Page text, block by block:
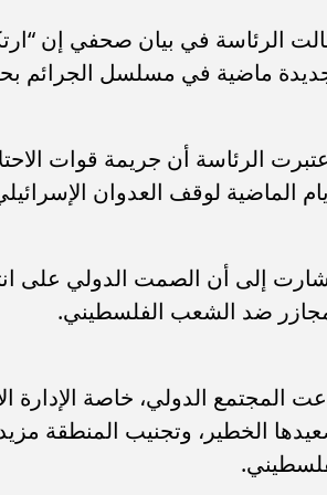
الرئاسة في بيان صحفي إن
ماضية في مسلسل الجرائم
الرئاسة أن جريمة قوات
الماضية لوقف العدوان
إلى أن الصمت الدولي على
ضد الشعب الفلسطيني.
المجتمع الدولي، خاصة الإدارة
الخطير، وتجنيب المنطقة